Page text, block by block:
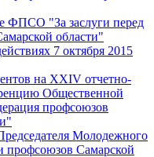
ФПСО "За заслуги перед
области"
7 октября 2015
на XXIV отчетно-
Общественной
профсоюзов
Молодежного
профсоюзов Самарской